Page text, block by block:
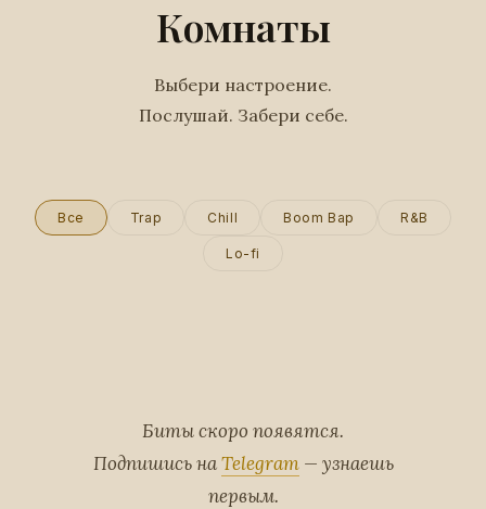
Комнаты
Выбери настроение.
Послушай. Забери себе.
Все Trap Chill Boom Bap R&B
Lo-fi
Биты скоро появятся.
Подпишись наTelegram— узнаешь
первым.